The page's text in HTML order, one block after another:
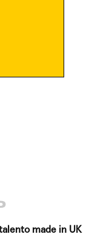
talento made in UK